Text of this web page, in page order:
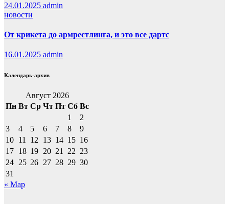
24.01.2025 admin
новости
От крикета до армрестлинга, и это все дартс
16.01.2025 admin
Календарь-архив
Август 2026
Пн Вт Ср Чт Пт Сб Вс
1
2
3
4 5 6 7 8
9
10 11 12 13 14 15 16
17 18 19 20 21 22 23
24 25 26 27 28 29 30
31
« Мар